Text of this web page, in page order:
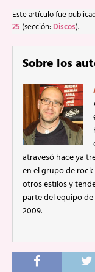
Este artículo fue
25 (sección: Discos).
Sobre los
atravesó hace ya
en el grupo de
otros estilos y
parte del equipo
2009.